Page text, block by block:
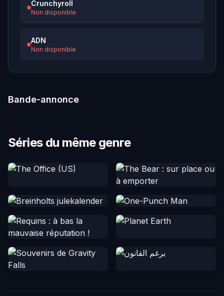
Crunchyroll
Non disponible
ADN
Non disponible
Bande-annonce
Séries du même genre